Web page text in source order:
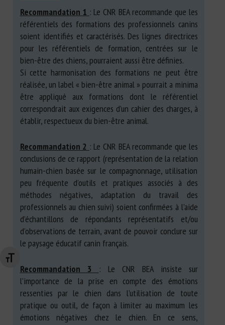
Changer la taille de la police
Recommandation 1 : Le CNR BEA recommande que les
référentiels des formations des professionnels canins
soient identifiés et caractérisés. Des lignes directrices
pour les référentiels de formation, centrées sur le
bien-être des chiens, pourraient aussi être définies.
Si cette harmonisation des formations ne peut être
réalisée, un label « bien-être animal » pourrait a minima
être appliqué aux formations dont le référentiel
correspondrait aux exigences d’un cahier des charges, à
établir, respectueux du bien-être animal.
Recommandation 2 : Le CNR BEA recommande que les
conclusions de ce rapport (représentation de la relation
humain-chien basée sur le compagnonnage, utilisation
peu fréquente d’outils et pratiques associés à des
méthodes négatives, adaptation du travail des
professionnels au chien suivi) soient confirmées à l’aide
d’échantillons de répondants représentatifs et/ou
d’observations de terrain, avant de pouvoir conclure sur
le paysage éducatif canin français.
Recommandation 3
: Le CNR BEA insiste sur
l’importance de la prise en compte des émotions
ressenties par le chien dans l’utilisation de toute
pratique ou outil, de façon à limiter au maximum les
émotions négatives chez le chien. En ce sens,